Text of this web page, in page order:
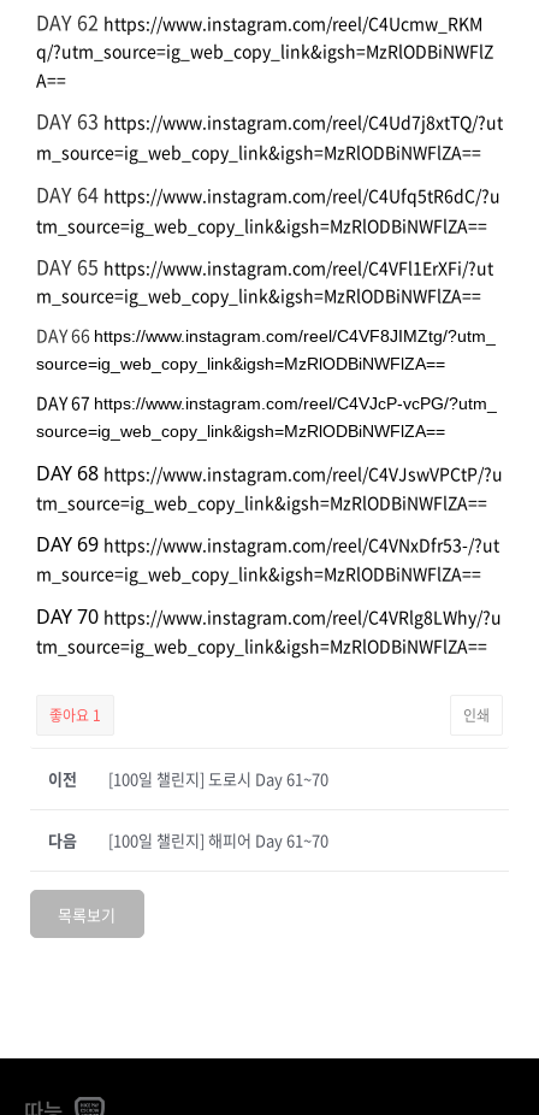
DAY 62 https://www.instagram.com/reel/C4Ucmw_RKM
q/?utm_source=ig_web_copy_link&igsh=MzRlODBiNWFlZ
A==
DAY 63 https://www.instagram.com/reel/C4Ud7j8xtTQ/?ut
m_source=ig_web_copy_link&igsh=MzRlODBiNWFlZA==
DAY 64 https://www.instagram.com/reel/C4Ufq5tR6dC/?u
tm_source=ig_web_copy_link&igsh=MzRlODBiNWFlZA==
DAY 65 https://www.instagram.com/reel/C4VFl1ErXFi/?ut
m_source=ig_web_copy_link&igsh=MzRlODBiNWFlZA==
DAY 66 https://www.instagram.com/reel/C4VF8JIMZtg/?utm_
source=ig_web_copy_link&igsh=MzRlODBiNWFlZA==
DAY 67 https://www.instagram.com/reel/C4VJcP-vcPG/?utm_
source=ig_web_copy_link&igsh=MzRlODBiNWFlZA==
DAY 68 https://www.instagram.com/reel/C4VJswVPCtP/?u
tm_source=ig_web_copy_link&igsh=MzRlODBiNWFlZA==
DAY 69 https://www.instagram.com/reel/C4VNxDfr53-/?ut
m_source=ig_web_copy_link&igsh=MzRlODBiNWFlZA==
DAY 70 https://www.instagram.com/reel/C4VRlg8LWhy/?u
tm_source=ig_web_copy_link&igsh=MzRlODBiNWFlZA==
좋아요 1 인쇄
이전 [100일 챌린지] 도로시 Day 61~70
[100일 챌린지] 해피어 Day 61~70
다음
목록보기